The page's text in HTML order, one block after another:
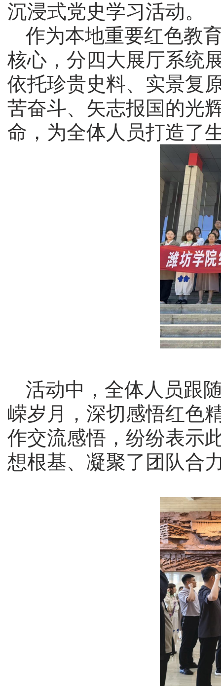
沉浸式党史学习活动。
作为本地重要红色教
核心，分四大展厅系统
依托珍贵史料、实景复
苦奋斗、矢志报国的光
命，为全体人员打造了
活动中，全体人员跟
嵘岁月，深切感悟红色
作交流感悟，纷纷表示
想根基、凝聚了团队合